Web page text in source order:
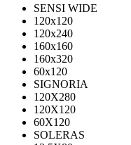
SENSI WIDE
120x120
120x240
160x160
160x320
60x120
SIGNORIA
120X280
120Х120
60X120
SOLERAS